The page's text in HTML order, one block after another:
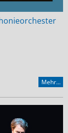
Mehr...